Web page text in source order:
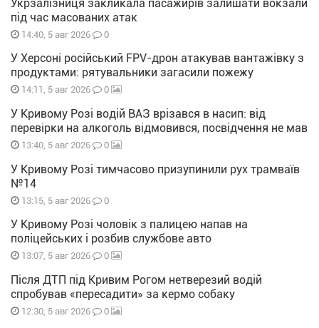
Укрзалізниця закликала пасажирів залишати вокзали
під час масованих атак
14:40, 5 авг 2026 0
У Херсоні російський FPV-дрон атакував вантажівку з
продуктами: рятувальники загасили пожежу
14:11, 5 авг 2026 0
У Кривому Розі водій ВАЗ врізався в насип: від
перевірки на алкоголь відмовився, посвідчення не мав
13:40, 5 авг 2026 0
У Кривому Розі тимчасово призупинили рух трамваїв
№14
13:15, 5 авг 2026 0
У Кривому Розі чоловік з палицею напав на
поліцейських і розбив службове авто
13:07, 5 авг 2026 0
Після ДТП під Кривим Рогом нетверезий водій
спробував «пересадити» за кермо собаку
12:30, 5 авг 2026 0